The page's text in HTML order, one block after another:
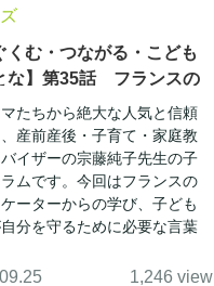
くむ・つながる・こども
な】第35話 フランスの
ケーターからの学びそし
～子どもにも大人にも
ことば～」
たちから絶大な人気と信頼
産前産後・子育て・家庭教
イザーの宗藤純子先生の子
ムです。今回はフランスの
ーターからの学び、子ども
分を守るために必要な言葉
1,246 view